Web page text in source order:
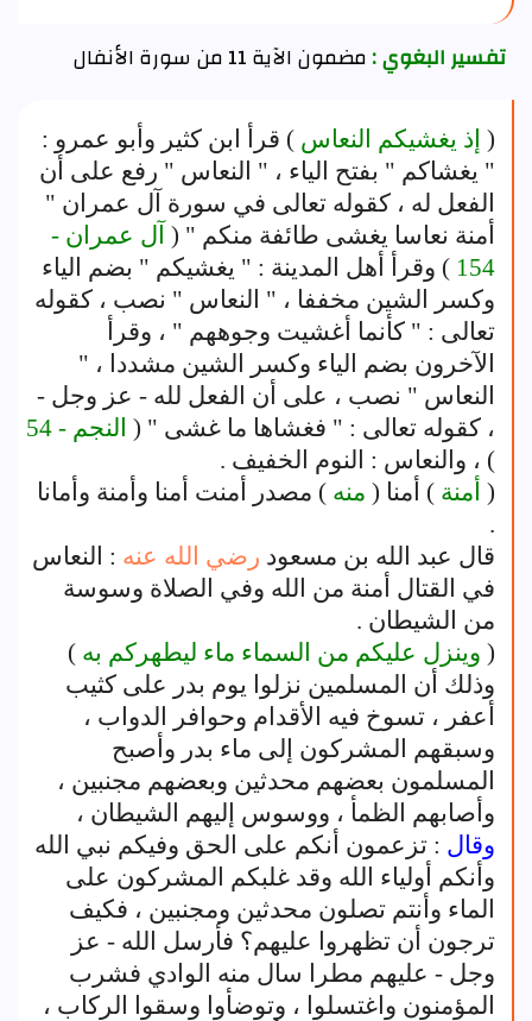
تفسير البغوي :مضمون الآية 11 من سورة الأنفال
( إذ يغشيكم النعاس ) قرأ ابن كثير وأبو عمرو :
" يغشاكم " بفتح الياء ، " النعاس " رفع على أن
الفعل له ، كقوله تعالى في سورة آل عمران "
أمنة نعاسا يغشى طائفة منكم " ( آل عمران -
154 ) وقرأ أهل المدينة : " يغشيكم " بضم الياء
وكسر الشين مخففا ، " النعاس " نصب ، كقوله
تعالى : " كأنما أغشيت وجوههم " ، وقرأ
الآخرون بضم الياء وكسر الشين مشددا ، "
النعاس " نصب ، على أن الفعل لله - عز وجل -
، كقوله تعالى : " فغشاها ما غشى " ( النجم - 54
) ، والنعاس : النوم الخفيف .
( أمنة ) أمنا ( منه ) مصدر أمنت أمنا وأمنة وأمانا
.
قال عبد الله بن مسعود رضي الله عنه : النعاس
في القتال أمنة من الله وفي الصلاة وسوسة
من الشيطان .
( وينزل عليكم من السماء ماء ليطهركم به )
وذلك أن المسلمين نزلوا يوم بدر على كثيب
أعفر ، تسوخ فيه الأقدام وحوافر الدواب ،
وسبقهم المشركون إلى ماء بدر وأصبح
المسلمون بعضهم محدثين وبعضهم مجنبين ،
وأصابهم الظمأ ، ووسوس إليهم الشيطان ،
وقال : تزعمون أنكم على الحق وفيكم نبي الله
وأنكم أولياء الله وقد غلبكم المشركون على
الماء وأنتم تصلون محدثين ومجنبين ، فكيف
ترجون أن تظهروا عليهم؟ فأرسل الله - عز
وجل - عليهم مطرا سال منه الوادي فشرب
المؤمنون واغتسلوا ، وتوضأوا وسقوا الركاب ،